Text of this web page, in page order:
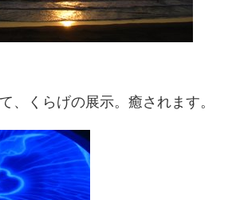
、くらげの展示。癒されます。